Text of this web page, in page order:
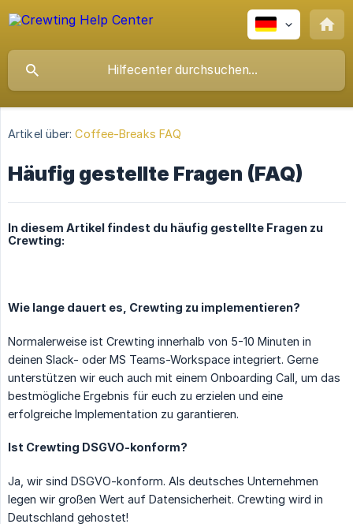
Artikel über: Coffee-Breaks FAQ
Häufig gestellte Fragen (FAQ)
In diesem Artikel findest du häufig gestellte Fragen zu
Crewting:
Wie lange dauert es, Crewting zu implementieren?
Normalerweise ist Crewting innerhalb von 5-10 Minuten in
deinen Slack- oder MS Teams-Workspace integriert. Gerne
unterstützen wir euch auch mit einem Onboarding Call, um das
bestmögliche Ergebnis für euch zu erzielen und eine
erfolgreiche Implementation zu garantieren.
Ist Crewting DSGVO-konform?
Ja, wir sind DSGVO-konform. Als deutsches Unternehmen
legen wir großen Wert auf Datensicherheit. Crewting wird in
Deutschland gehostet!